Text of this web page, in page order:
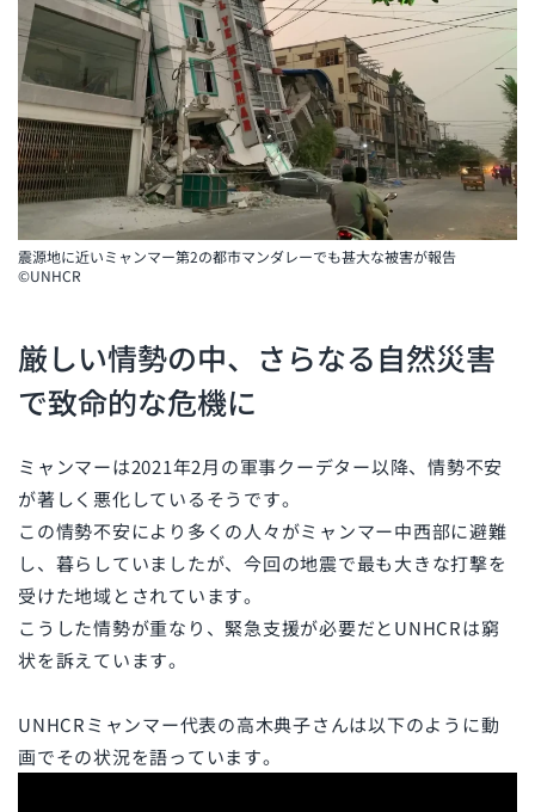
震源地に近いミャンマー第2の都市マンダレーでも甚大な被害が報告
©UNHCR
厳しい情勢の中、さらなる自然災害
で致命的な危機に
ミャンマーは2021年2月の軍事クーデター以降、情勢不安
が著しく悪化しているそうです。
この情勢不安により多くの人々がミャンマー中西部に避難
し、暮らしていましたが、今回の地震で最も大きな打撃を
受けた地域とされています。
こうした情勢が重なり、緊急支援が必要だとUNHCRは窮
状を訴えています。
UNHCRミャンマー代表の高木典子さんは以下のように動
画でその状況を語っています。